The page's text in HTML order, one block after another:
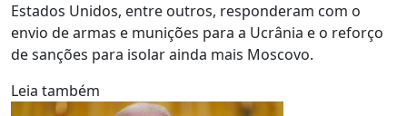
Estados Unidos, entre outros, responderam com o
envio de armas e munições para a Ucrânia e o reforço
de sanções para isolar ainda mais Moscovo.
Leia também